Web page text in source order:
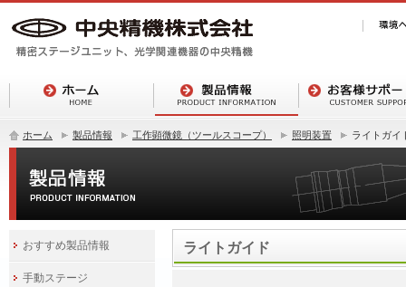
ホーム 製品情報 工作顕微鏡（ツールスコープ） 照明装置 ライトガイ
ライトガイド
おすすめ製品情報
手動ステージ